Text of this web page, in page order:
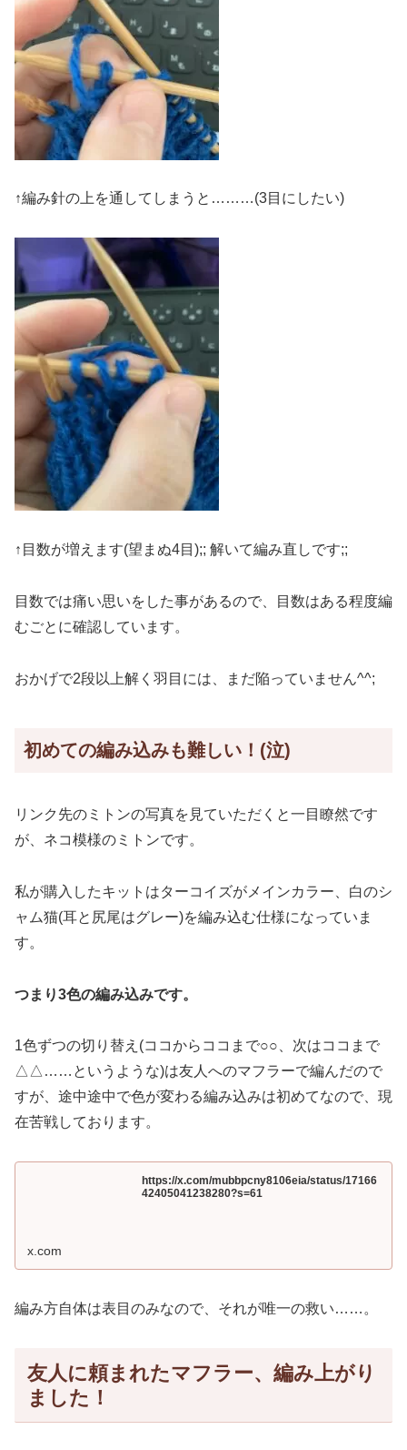
↑編み針の上を通してしまうと………(3目にしたい)
↑目数が増えます(望まぬ4目);; 解いて編み直しです;;
目数では痛い思いをした事があるので、目数はある程度編
むごとに確認しています。
おかげで2段以上解く羽目には、まだ陥っていません^^;
初めての編み込みも難しい！(泣)
リンク先のミトンの写真を見ていただくと一目瞭然です
が、ネコ模様のミトンです。
私が購入したキットはターコイズがメインカラー、白のシ
ャム猫(耳と尻尾はグレー)を編み込む仕様になっていま
す。
つまり3色の編み込みです。
1色ずつの切り替え(ココからココまで○○、次はココまで
△△……というような)は友人へのマフラーで編んだので
すが、途中途中で色が変わる編み込みは初めてなので、現
在苦戦しております。
https://x.com/mubbpcny8106eia/status/17166
42405041238280?s=61
x.com
編み方自体は表目のみなので、それが唯一の救い……。
友人に頼まれたマフラー、編み上がり
ました！